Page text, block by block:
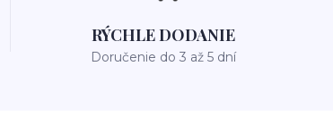
RÝCHLE DODANIE
Doručenie do 3 až 5 dní